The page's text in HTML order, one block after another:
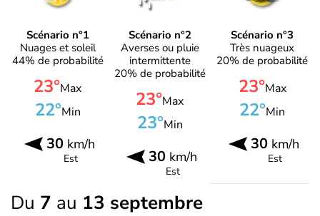
Scénario n°1
Nuages et soleil
44% de probabilité
23°Max
22°Min
30km/h
Est
Scénario n°2
Averses ou pluie
intermittente
20% de probabilité
23°Max
23°Min
30km/h
Est
Scénario n°3
Très nuageux
20% de probabilité
23°Max
22°Min
30 km/h
Est
Du 7 au 13 septembre